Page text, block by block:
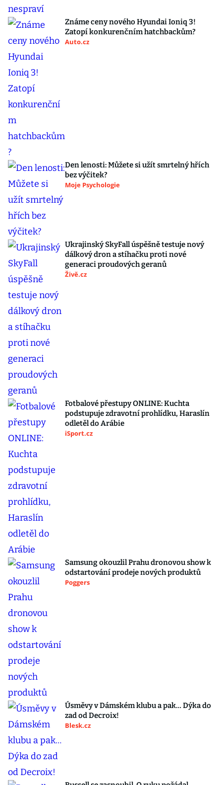
Známe ceny nového Hyundai Ioniq 3!
Zatopí konkurenčním hatchbackům?
Auto.cz
Den lenosti: Můžete si užít smrtelný hřích
bez výčitek?
Moje Psychologie
Ukrajinský SkyFall úspěšně testuje nový
dálkový dron a stíhačku proti nové
generaci proudových geranů
Živě.cz
Fotbalové přestupy ONLINE: Kuchta
podstupuje zdravotní prohlídku, Haraslín
odletěl do Arábie
iSport.cz
Samsung okouzlil Prahu dronovou show k
odstartování prodeje nových produktů
Poggers
Úsměvy v Dámském klubu a pak… Dýka do
zad od Decroix!
Blesk.cz